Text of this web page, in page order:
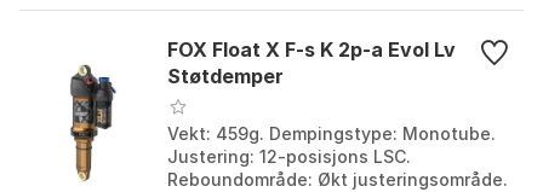
FOX Float X F-s K 2p-a Evol Lv
Støtdemper
Vekt: 459g. Dempingstype: Monotube.
Justering: 12-posisjons LSC.
Reboundområde: Økt justeringsområde.